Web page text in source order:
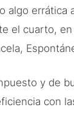
algo errática
el cuarto,
y de
con